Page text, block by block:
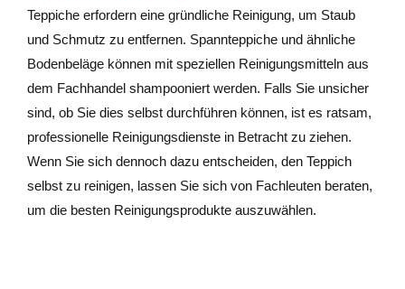
Teppiche erfordern eine gründliche Reinigung, um Staub
und Schmutz zu entfernen. Spannteppiche und ähnliche
Bodenbeläge können mit speziellen Reinigungsmitteln aus
dem Fachhandel shampooniert werden. Falls Sie unsicher
sind, ob Sie dies selbst durchführen können, ist es ratsam,
professionelle Reinigungsdienste in Betracht zu ziehen.
Wenn Sie sich dennoch dazu entscheiden, den Teppich
selbst zu reinigen, lassen Sie sich von Fachleuten beraten,
um die besten Reinigungsprodukte auszuwählen.